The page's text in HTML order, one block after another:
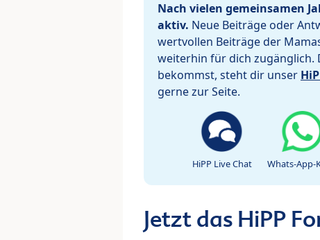
Nach vielen gemeinsamen
aktiv. Neue Beiträge oder
wertvollen Beiträge der
weiterhin für dich zugänglich.
bekommst, steht dir unser
gerne zur Seite.
HiPP Live Chat Whats-App-
Jetzt das HiPP